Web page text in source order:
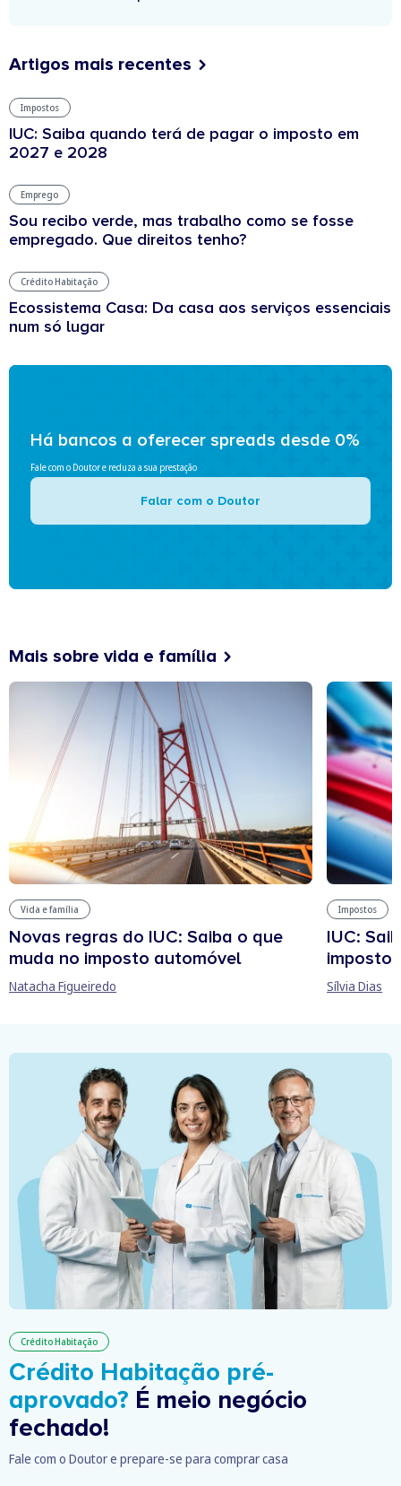
Artigos mais recentes
Impostos
IUC: Saiba quando terá de pagar o imposto em
2027 e 2028
Emprego
Sou recibo verde, mas trabalho como se fosse
empregado. Que direitos tenho?
Crédito Habitação
Ecossistema Casa: Da casa aos serviços essenciais
num só lugar
Há bancos a oferecer spreads desde 0%
Fale com o Doutor e reduza a sua prestação
Falar com o Doutor
Mais sobre vida e família
Vida e família
Novas regras do IUC: Saiba o que
muda no imposto automóvel
Natacha Figueiredo
Impostos
IUC:
imposto
Sílvia Dias
Crédito Habitação
Crédito Habitação pré-
aprovado? É meio negócio
fechado!
Fale com o Doutor e prepare-se para comprar casa